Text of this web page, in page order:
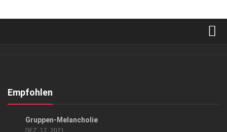
Kontakt, Impressum
Empfohlen
Gruppen-Melancholie